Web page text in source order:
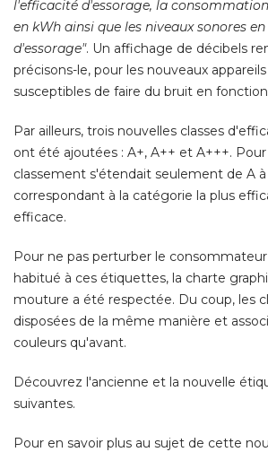
l'efficacité d'essorage, la
en kWh ainsi que les niveaux sonores
d'essorage". Un affichage de décibels
précisons-le, pour les nouveaux
susceptibles de faire du bruit en
Par ailleurs, trois nouvelles classes
ont été ajoutées : A+, A++ et A+++. Pour
classement s'étendait seulement de A à
correspondant à la catégorie la plus
efficace.
Pour ne pas perturber le
habitué à ces étiquettes, la charte
mouture a été respectée. Du coup, les
disposées de la même manière et
couleurs qu'avant.
Découvrez l'ancienne et la nouvelle
suivantes.
Pour en savoir plus au sujet de cette